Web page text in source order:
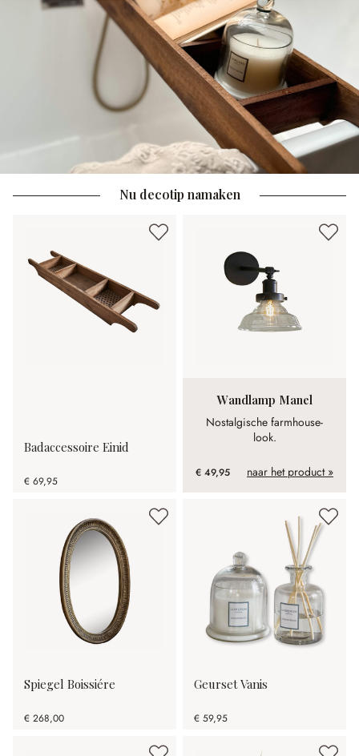
Nu decotip namaken
Badaccessoire Einid
€ 69,95
Wandlamp Manel
Nostalgische farmhouse-
look.
€ 49,95 naar het product »
Spiegel Boissiére
€ 268,00
Geurset Vanis
€ 59,95